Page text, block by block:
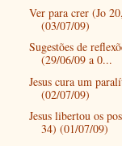
Ver para crer (Jo
(03/07/09)
Sugestões de
(29/06/09 a 0...
Jesus cura um
(02/07/09)
Jesus libertou os
34) (01/07/09)